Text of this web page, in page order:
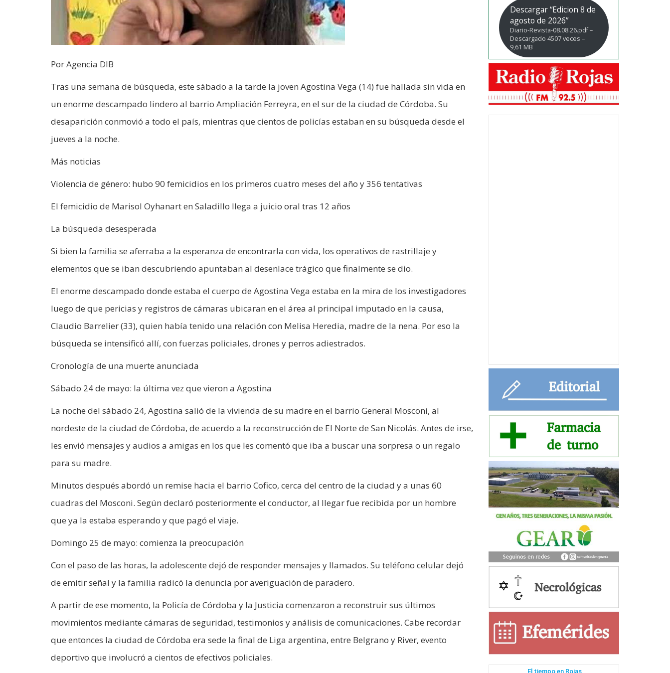
Por Agencia DIB
Tras una semana de búsqueda, este sábado a la tarde la joven Agostina Vega (14) fue hallada sin vida en
un enorme descampado lindero al barrio Ampliación Ferreyra, en el sur de la ciudad de Córdoba. Su
desaparición conmovió a todo el país, mientras que cientos de policías estaban en su búsqueda desde el
jueves a la noche.
Más noticias
Violencia de género: hubo 90 femicidios en los primeros cuatro meses del año y 356 tentativas
El femicidio de Marisol Oyhanart en Saladillo llega a juicio oral tras 12 años
La búsqueda desesperada
Si bien la familia se aferraba a la esperanza de encontrarla con vida, los operativos de rastrillaje y
elementos que se iban descubriendo apuntaban al desenlace trágico que finalmente se dio.
El enorme descampado donde estaba el cuerpo de Agostina Vega estaba en la mira de los investigadores
luego de que pericias y registros de cámaras ubicaran en el área al principal imputado en la causa,
Claudio Barrelier (33), quien había tenido una relación con Melisa Heredia, madre de la nena. Por eso la
búsqueda se intensificó allí, con fuerzas policiales, drones y perros adiestrados.
Cronología de una muerte anunciada
Sábado 24 de mayo: la última vez que vieron a Agostina
La noche del sábado 24, Agostina salió de la vivienda de su madre en el barrio General Mosconi, al
nordeste de la ciudad de Córdoba, de acuerdo a la reconstrucción de El Norte de San Nicolás. Antes de irse,
les envió mensajes y audios a amigas en los que les comentó que iba a buscar una sorpresa o un regalo
para su madre.
Minutos después abordó un remise hacia el barrio Cofico, cerca del centro de la ciudad y a unas 60
cuadras del Mosconi. Según declaró posteriormente el conductor, al llegar fue recibida por un hombre
que ya la estaba esperando y que pagó el viaje.
Domingo 25 de mayo: comienza la preocupación
Con el paso de las horas, la adolescente dejó de responder mensajes y llamados. Su teléfono celular dejó
de emitir señal y la familia radicó la denuncia por averiguación de paradero.
A partir de ese momento, la Policía de Córdoba y la Justicia comenzaron a reconstruir sus últimos
movimientos mediante cámaras de seguridad, testimonios y análisis de comunicaciones. Cabe recordar
que entonces la ciudad de Córdoba era sede la final de Liga argentina, entre Belgrano y River, evento
deportivo que involucró a cientos de efectivos policiales.
Descargar “Edicion 8 de
agosto de 2026”
Diario-Revista-08.08.26.pdf –
Descargado 4507 veces –
9,61 MB